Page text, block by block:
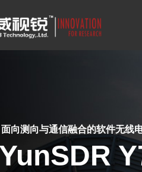
面向测向与通信融合的软件无线